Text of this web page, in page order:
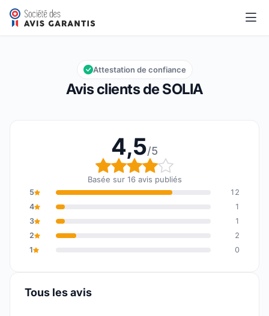
SOLIA
Note globale : 4,5 sur 5
4,5/5
Avis clients de SOLIA
Attestation de confiance
4,5/5
Note globale : 4,5 sur 5
Basée sur 16 avis publiés
5
12
4
1
3
1
2
2
1
0
Tous les avis